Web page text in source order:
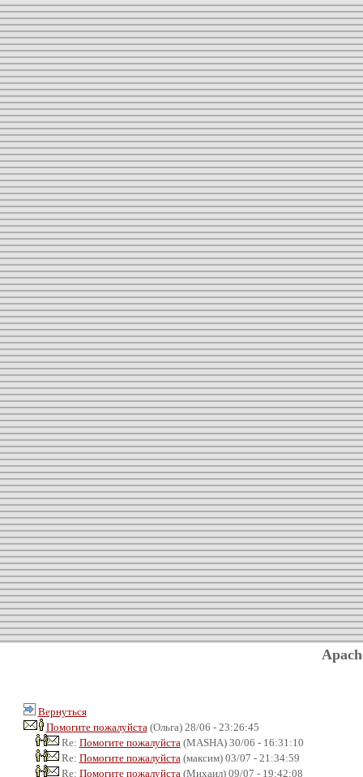
Вернуться
Помогите пожалуйста (Ольга) 28/06 - 23:26:45
Re: Помогите пожалуйста (MASHA) 30/06 - 16:31:10
Re: Помогите пожалуйста (максим) 03/07 - 21:34:59
Re: Помогите пожалуйста (Михаил) 09/07 - 19:42:08